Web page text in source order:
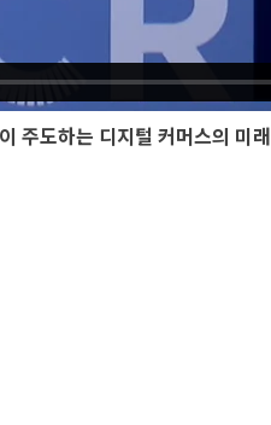
주도하는 디지털 커머스의 미래